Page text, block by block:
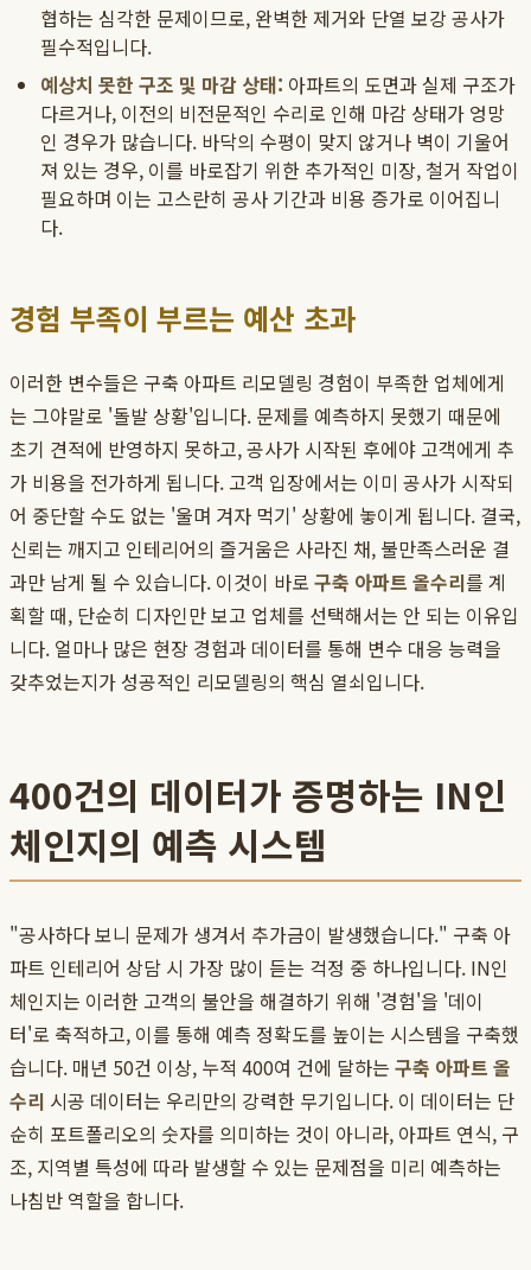
협하는 심각한 문제이므로, 완벽한 제거와 단열 보강 공사가
필수적입니다.
예상치 못한 구조 및 마감 상태: 아파트의 도면과 실제 구조가
다르거나, 이전의 비전문적인 수리로 인해 마감 상태가 엉망
인 경우가 많습니다. 바닥의 수평이 맞지 않거나 벽이 기울어
져 있는 경우, 이를 바로잡기 위한 추가적인 미장, 철거 작업이
필요하며 이는 고스란히 공사 기간과 비용 증가로 이어집니
다.
경험 부족이 부르는 예산 초과
이러한 변수들은 구축 아파트 리모델링 경험이 부족한 업체에게
는 그야말로 '돌발 상황'입니다. 문제를 예측하지 못했기 때문에
초기 견적에 반영하지 못하고, 공사가 시작된 후에야 고객에게 추
가 비용을 전가하게 됩니다. 고객 입장에서는 이미 공사가 시작되
어 중단할 수도 없는 '울며 겨자 먹기' 상황에 놓이게 됩니다. 결국,
신뢰는 깨지고 인테리어의 즐거움은 사라진 채, 불만족스러운 결
과만 남게 될 수 있습니다. 이것이 바로 구축 아파트 올수리를 계
획할 때, 단순히 디자인만 보고 업체를 선택해서는 안 되는 이유입
니다. 얼마나 많은 현장 경험과 데이터를 통해 변수 대응 능력을
갖추었는지가 성공적인 리모델링의 핵심 열쇠입니다.
400건의 데이터가 증명하는 IN인
체인지의 예측 시스템
"공사하다 보니 문제가 생겨서 추가금이 발생했습니다." 구축 아
파트 인테리어 상담 시 가장 많이 듣는 걱정 중 하나입니다. IN인
체인지는 이러한 고객의 불안을 해결하기 위해 '경험'을 '데이
터'로 축적하고, 이를 통해 예측 정확도를 높이는 시스템을 구축했
습니다. 매년 50건 이상, 누적 400여 건에 달하는 구축 아파트 올
수리 시공 데이터는 우리만의 강력한 무기입니다. 이 데이터는 단
순히 포트폴리오의 숫자를 의미하는 것이 아니라, 아파트 연식, 구
조, 지역별 특성에 따라 발생할 수 있는 문제점을 미리 예측하는
나침반 역할을 합니다.